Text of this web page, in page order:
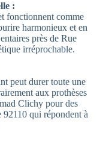
:
fonctionnent comme
harmonieux et en
près de Rue
irréprochable.
peut durer toute une
aux prothèses
Clichy pour des
qui répondent à